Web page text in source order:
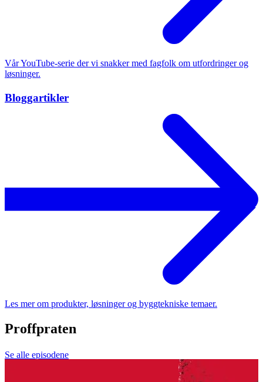
Vår YouTube-serie der vi snakker med fagfolk om utfordringer og
løsninger.
Bloggartikler
Les mer om produkter, løsninger og byggtekniske temaer.
Proffpraten
Se alle episodene